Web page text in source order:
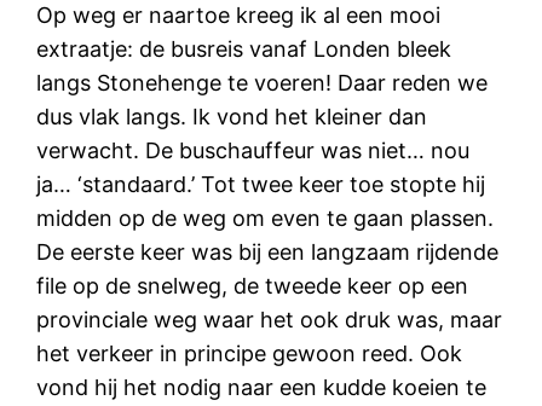
Op weg er naartoe kreeg ik al een mooi
extraatje: de busreis vanaf Londen bleek
langs Stonehenge te voeren! Daar reden we
dus vlak langs. Ik vond het kleiner dan
verwacht. De buschauffeur was niet… nou
ja… ‘standaard.’ Tot twee keer toe stopte hij
midden op de weg om even te gaan plassen.
De eerste keer was bij een langzaam rijdende
file op de snelweg, de tweede keer op een
provinciale weg waar het ook druk was, maar
het verkeer in principe gewoon reed. Ook
vond hij het nodig naar een kudde koeien te